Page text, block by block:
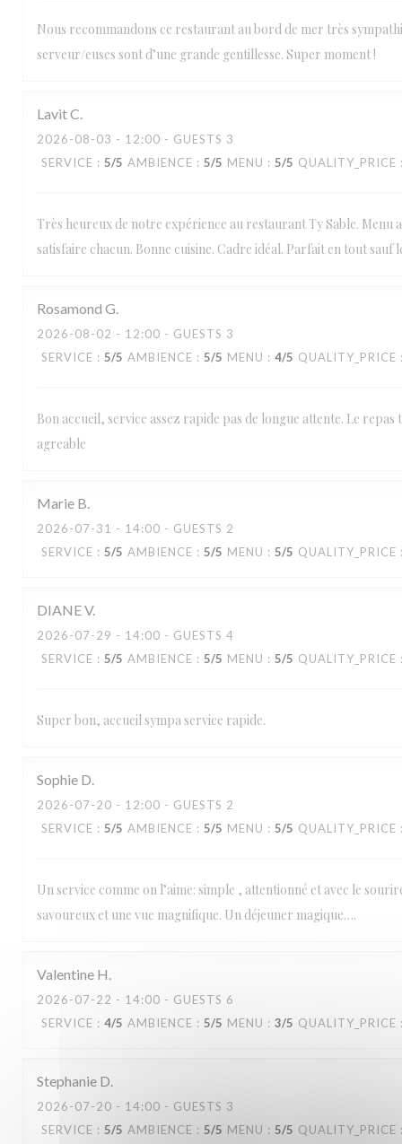
Nous recommandons ce restaurant au bord de mer très
serveur/euses sont d’une grande gentillesse. Super moment !
LavitC
2026-08-03 - 12:00 - GUESTS 3
SERVICE : 5/5 AMBIENCE : 5/5 MENU : 5/5 QUALITY_PRICE
Très heureux de notre expérience au restaurant Ty Sable. Menu
satisfaire chacun. Bonne cuisine. Cadre idéal. Parfait en tout sauf
Rosamond G
2026-08-02 - 12:00 - GUESTS 3
SERVICE : 5/5 AMBIENCE : 5/5 MENU : 4/5 QUALITY_PRICE
Bon accueil, service assez rapide pas de longue attente. Le repas
agreable
Marie B
2026-07-31 - 14:00 - GUESTS 2
SERVICE : 5/5 AMBIENCE : 5/5 MENU : 5/5 QUALITY_PRICE
DIANEV
2026-07-29 - 14:00 - GUESTS 4
SERVICE : 5/5 AMBIENCE : 5/5 MENU : 5/5 QUALITY_PRICE
Super bon, accueil sympa service rapide.
Sophie D
2026-07-20 - 12:00 - GUESTS 2
SERVICE : 5/5 AMBIENCE : 5/5 MENU : 5/5 QUALITY_PRICE
Un service comme on l’aime: simple , attentionné et avec le
savoureux et une vue magnifique. Un déjeuner magique….
Valentine H
2026-07-22 - 14:00 - GUESTS 6
SERVICE : 4/5 AMBIENCE : 5/5 MENU : 3/5 QUALITY_PRICE
Stephanie D
2026-07-20 - 14:00 - GUESTS 3
SERVICE : 5/5 AMBIENCE : 5/5 MENU : 5/5 QUALITY_PRICE